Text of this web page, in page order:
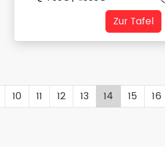
Zur Tafel
10 11 12 13 14 15 16